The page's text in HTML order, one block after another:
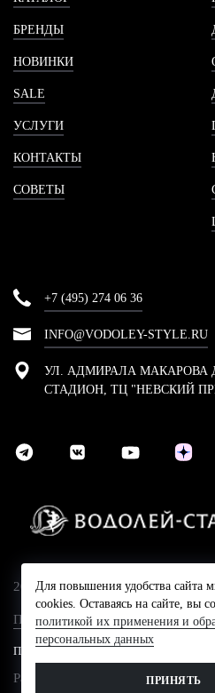
БРЕНДЫ
НОВИНКИ
SALE
УСЛУГИ
КОНТАКТЫ
СОВЕТЫ
+7 (495) 274 06 36
INFO@VODOLEY-STYLE.RU
УЛ. АДМИРАЛА МАКАРОВА
СТАДИОН, ТЦ "НЕВСКИЙ
2024 © Компания Водолей-Cтайл
Политика конфидециальности
Представленные на сайте цены не
Разработано в
Для повышения удобства сайта
cookies. Оставаясь на сайте, вы
политикой их применения и
персональных данных
ПРИНЯТЬ